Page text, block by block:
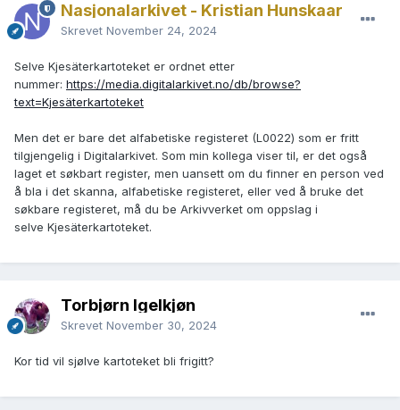
Nasjonalarkivet - Kristian Hunskaar
Skrevet November 24, 2024
Selve Kjesäterkartoteket er ordnet etter
nummer: https://media.digitalarkivet.no/db/browse?
text=Kjesäterkartoteket
Men det er bare det alfabetiske registeret (L0022) som er fritt
tilgjengelig i Digitalarkivet. Som min kollega viser til, er det også
laget et søkbart register, men uansett om du finner en person ved
å bla i det skanna, alfabetiske registeret, eller ved å bruke det
søkbare registeret, må du be Arkivverket om oppslag i
selve Kjesäterkartoteket.
Torbjørn Igelkjøn
Skrevet November 30, 2024
Kor tid vil sjølve kartoteket bli frigitt?